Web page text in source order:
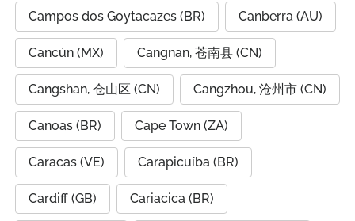
Campos dos Goytacazes (BR) Canberra (AU)
Cancún (MX) Cangnan, 苍南县 (CN)
Cangshan, 仓山区 (CN) Cangzhou, 沧州市 (CN)
Canoas (BR) Cape Town (ZA)
Caracas (VE) Carapicuíba (BR)
Cardiff (GB) Cariacica (BR)